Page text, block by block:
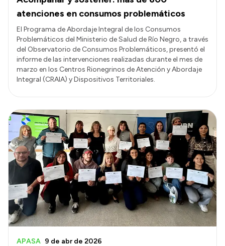
TECNICATURAS
CAPACITACIONES
atenciones en consumos problemáticos
El Programa de Abordaje Integral de los Consumos
Problemáticos del Ministerio de Salud de Río Negro, a través
del Observatorio de Consumos Problemáticos, presentó el
informe de las intervenciones realizadas durante el mes de
marzo en los Centros Rionegrinos de Atención y Abordaje
Integral (CRAIA) y Dispositivos Territoriales.
APASA 9 de abr de 2026